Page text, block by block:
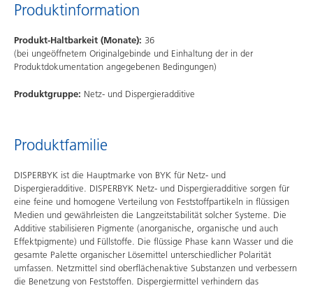
Produktinformation
Produkt-Haltbarkeit (Monate): 36
(bei ungeöffnetem Originalgebinde und Einhaltung der in der
Produktdokumentation angegebenen Bedingungen)
Produktgruppe: Netz- und Dispergieradditive
Produktfamilie
DISPERBYK ist die Hauptmarke von BYK für Netz- und
Dispergieradditive. DISPERBYK Netz- und Dispergieradditive sorgen für
eine feine und homogene Verteilung von Feststoffpartikeln in flüssigen
Medien und gewährleisten die Langzeitstabilität solcher Systeme. Die
Additive stabilisieren Pigmente (anorganische, organische und auch
Effektpigmente) und Füllstoffe. Die flüssige Phase kann Wasser und die
gesamte Palette organischer Lösemittel unterschiedlicher Polarität
umfassen. Netzmittel sind oberflächenaktive Substanzen und verbessern
die Benetzung von Feststoffen. Dispergiermittel verhindern das